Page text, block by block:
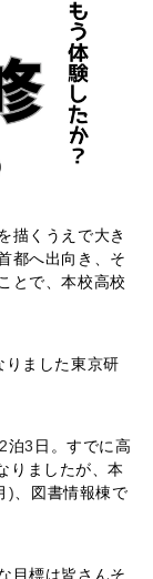
描くうえで大き
都へ出向き、そ
とで、本校高校
りました東京研
2泊3 日。すでに高
りましたが、本
)、図書情報棟で
目標は皆さんそ